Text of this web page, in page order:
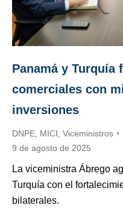
Panamá y Turquía
comerciales con
inversiones
DNPE MICI Viceministros
9 de agosto de 2025
La viceministra Ábrego
Turquía con el
bilaterales.